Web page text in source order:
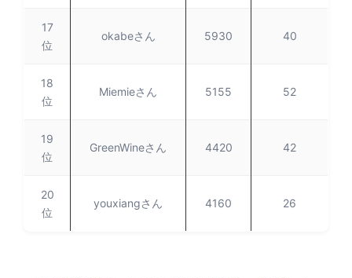
17
位
okabeさん 5930 40
18
位
Miemieさん 5155 52
19
位
GreenWineさん 4420 42
20
位
youxiangさん 4160 26